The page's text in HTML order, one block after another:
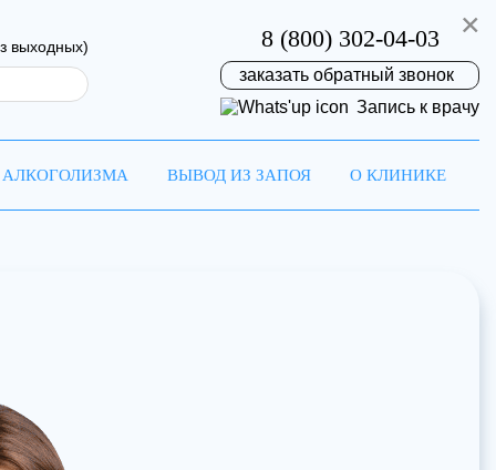
выходных) 8 (800) 302-04-03
заказать обратный звонок
Запись к врачу
ВЫВОД ИЗ ЗАПОЯ О КЛИНИКЕ
×